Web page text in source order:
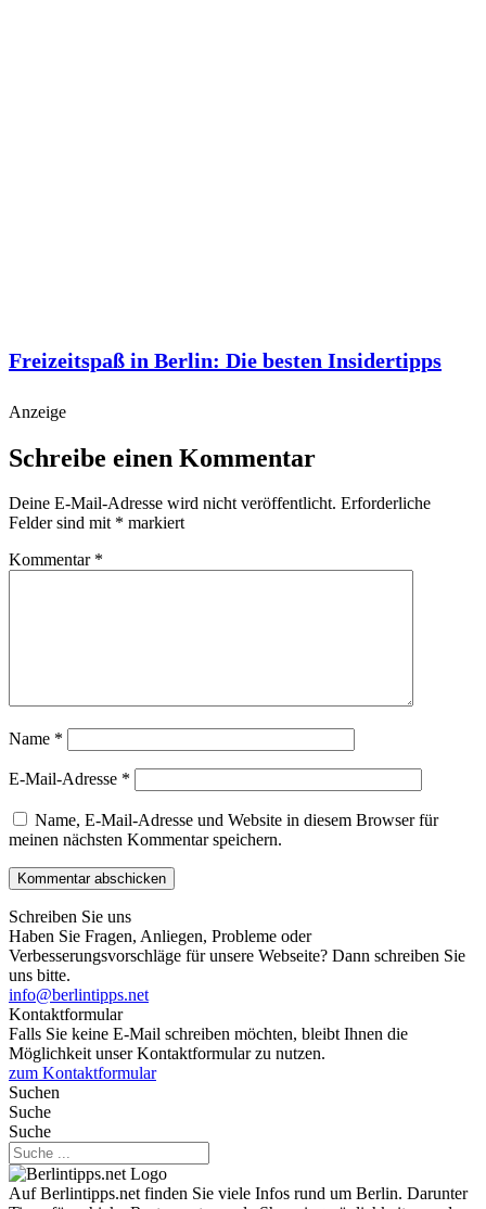
Freizeitspaß in Berlin: Die besten Insidertipps
Anzeige
Schreibe einen Kommentar
Deine E-Mail-Adresse wird nicht veröffentlicht. Erforderliche
Felder sind mit * markiert
Kommentar *
Name *
E-Mail-Adresse *
Name, E-Mail-Adresse und Website in diesem Browser für
meinen nächsten Kommentar speichern.
Schreiben Sie uns
Haben Sie Fragen, Anliegen, Probleme oder
Verbesserungsvorschläge für unsere Webseite? Dann schreiben Sie
uns bitte.
info@berlintipps.net
Kontaktformular
Falls Sie keine E-Mail schreiben möchten, bleibt Ihnen die
Möglichkeit unser Kontaktformular zu nutzen.
zum Kontaktformular
Suchen
Suche
Suche
Auf Berlintipps.net finden Sie viele Infos rund um Berlin. Darunter